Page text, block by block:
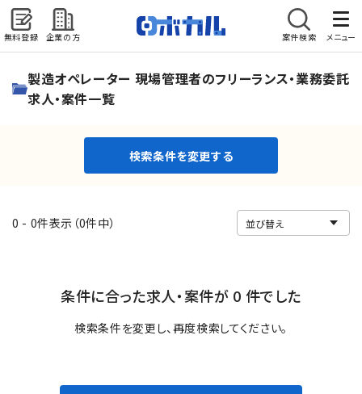
無料登録 企業の方 案件検索 メニュー
検索条件を変更する
製造オペレーター 現場管理者のフリーランス・業務委託
求人・案件一覧
検索条件を変更する
0 - 0件表示（0件中）
条件に合った求人・案件が 0 件でした
検索条件を変更し、再度検索してください。